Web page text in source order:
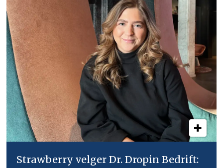
Strawberry velger Dr. Dropin Bedrift: